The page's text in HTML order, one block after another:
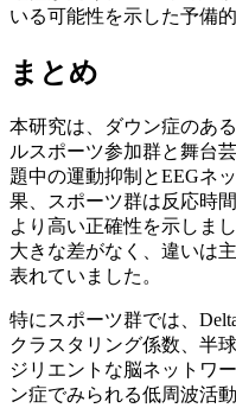
いる可能性を示した予備
まとめ
本研究は、ダウン症のあ
ルスポーツ参加群と舞台
題中の運動抑制とEEGネ
果、スポーツ群は反応時
より高い正確性を示しま
大きな差がなく、違いは
表れていました。
特にスポーツ群では、
クラスタリング係数、半
ジリエントな脳ネットワ
ン症でみられる低周波活